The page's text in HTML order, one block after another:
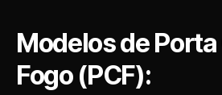
Modelos de
Fogo (PCF):